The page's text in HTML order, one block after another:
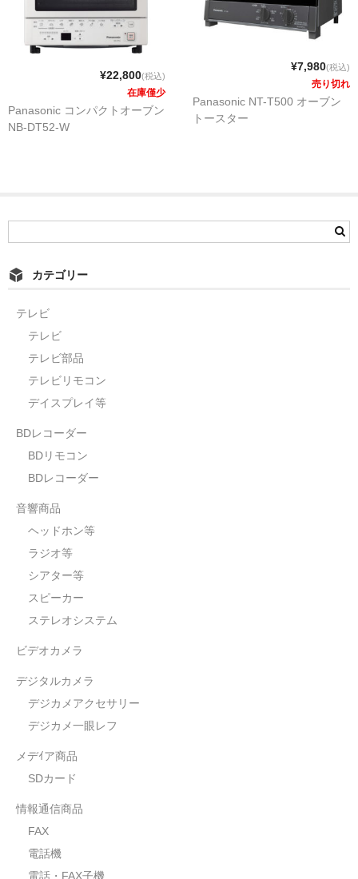
¥22,800(税込)
在庫僅少
Panasonic コンパクトオーブン
NB-DT52-W
¥7,980(税込)
売り切れ
Panasonic NT-T500 オーブン
トースター
カテゴリー
テレビ
テレビ
テレビ部品
テレビリモコン
デイスプレイ等
BDレコーダー
BDリモコン
BDレコーダー
音響商品
ヘッドホン等
ラジオ等
シアター等
スピーカー
ステレオシステム
ビデオカメラ
デジタルカメラ
デジカメアクセサリー
デジカメ一眼レフ
メデｲア商品
SDカード
情報通信商品
FAX
電話機
電話・FAX子機